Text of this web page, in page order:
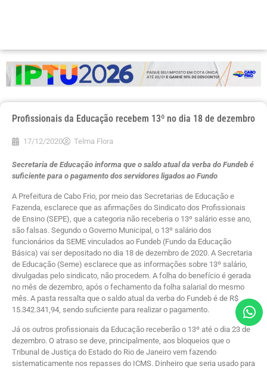
Profissionais da Educação recebem 13º no dia 18 de dezembro
17/12/2020 Telma Flora
Secretaria de Educação informa que o saldo atual da verba do Fundeb é
suficiente para o pagamento dos servidores ligados ao Fundo
A Prefeitura de Cabo Frio, por meio das Secretarias de Educação e
Fazenda, esclarece que as afirmações do Sindicato dos Profissionais
de Ensino (SEPE), que a categoria não receberia o 13º salário esse ano,
são falsas. Segundo o Governo Municipal, o 13º salário dos
funcionários da SEME vinculados ao Fundeb (Fundo da Educação
Básica) vai ser depositado no dia 18 de dezembro de 2020. A Secretaria
de Educação (Seme) esclarece que as informações sobre 13º salário,
divulgadas pelo sindicato, não procedem. A folha do benefício é gerada
no mês de dezembro, após o fechamento da folha salarial do mesmo
mês. A pasta ressalta que o saldo atual da verba do Fundeb é de R$
15.342.341,94, sendo suficiente para realizar o pagamento.
Já os outros profissionais da Educação receberão o 13º até o dia 23 de
dezembro. O atraso se deve, principalmente, aos bloqueios que o
Tribunal de Justiça do Estado do Rio de Janeiro vem fazendo
sistematicamente nos repasses do ICMS. Dinheiro que seria usado para